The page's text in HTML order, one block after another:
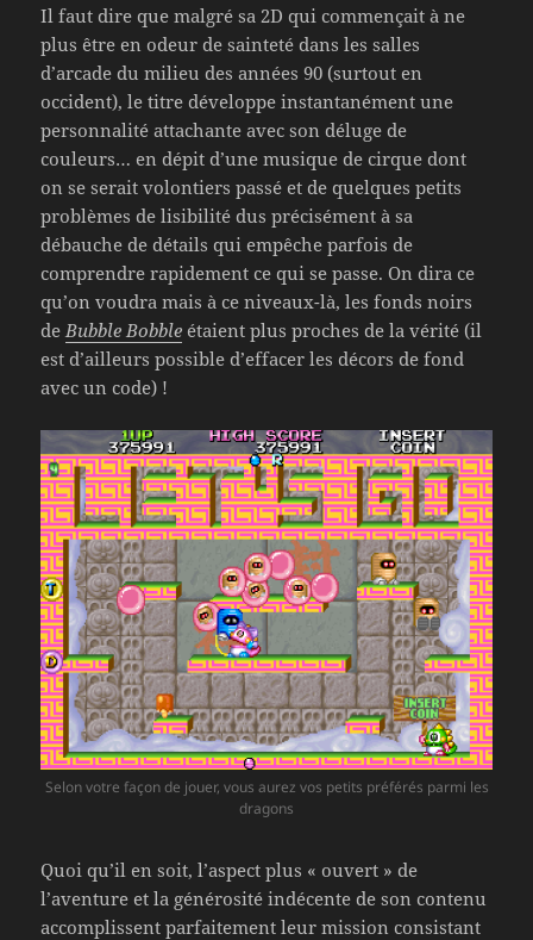
Il faut dire que malgré sa 2D qui commençait à ne
plus être en odeur de sainteté dans les salles
d’arcade du milieu des années 90 (surtout en
occident), le titre développe instantanément une
personnalité attachante avec son déluge de
couleurs… en dépit d’une musique de cirque dont
on se serait volontiers passé et de quelques petits
problèmes de lisibilité dus précisément à sa
débauche de détails qui empêche parfois de
comprendre rapidement ce qui se passe. On dira ce
qu’on voudra mais à ce niveaux-là, les fonds noirs
deBubble Bobble étaient plus proches de la vérité (il
est d’ailleurs possible d’effacer les décors de fond
avec un code) !
Selon votre façon de jouer, vous aurez vos petits préférés parmi les
dragons
Quoi qu’il en soit, l’aspect plus « ouvert » de
l’aventure et la générosité indécente de son contenu
accomplissent parfaitement leur mission consistant